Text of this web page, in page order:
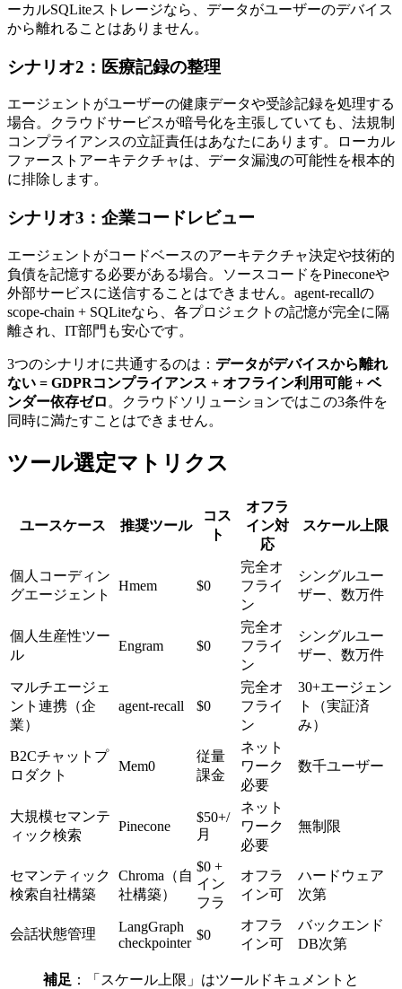
ーカルSQLiteストレージなら、データがユーザーのデバイス
から離れることはありません。
シナリオ2：医療記録の整理
エージェントがユーザーの健康データや受診記録を処理する
場合。クラウドサービスが暗号化を主張していても、法規制
コンプライアンスの立証責任はあなたにあります。ローカル
ファーストアーキテクチャは、データ漏洩の可能性を根本的
に排除します。
シナリオ3：企業コードレビュー
エージェントがコードベースのアーキテクチャ決定や技術的
負債を記憶する必要がある場合。ソースコードをPineconeや
外部サービスに送信することはできません。agent-recallの
scope-chain + SQLiteなら、各プロジェクトの記憶が完全に隔
離され、IT部門も安心です。
3つのシナリオに共通するのは： データがデバイスから離れ
ない = GDPRコンプライアンス + オフライン利用可能 + ベ
ンダー依存ゼロ 。クラウドソリューションではこの3条件を
同時に満たすことはできません。
ツール選定マトリクス
ユースケース 推奨ツール
コス
ト
オフラ
イン対
応
スケール上限
個人コーディン
グエージェント
Hmem $0
完全オ
フライ
ン
シングルユー
ザー、数万件
個人生産性ツー
ル
Engram $0
完全オ
フライ
ン
シングルユー
ザー、数万件
マルチエージェ
ント連携（企
業）
agent-recall $0
完全オ
フライ
ン
30+エージェン
ト（実証済
み）
B2Cチャットプ
ロダクト
Mem0
従量
課金
ネット
ワーク
必要
数千ユーザー
大規模セマンテ
ィック検索
Pinecone
$50+/
月
ネット
ワーク
必要
無制限
セマンティック
検索自社構築
Chroma（自
社構築）
$0 +
イン
フラ
オフラ
イン可
ハードウェア
次第
会話状態管理
LangGraph
checkpointer
$0
オフラ
イン可
バックエンド
DB次第
補足 ：「スケール上限」はツールドキュメントと